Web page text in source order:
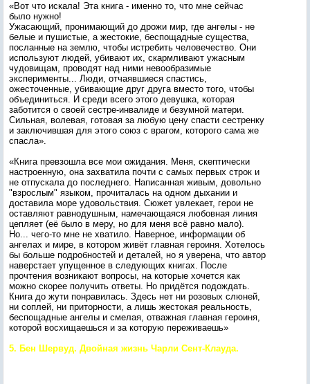
«Вот что искала! Эта книга - именно то, что мне сейчас
было нужно!
Ужасающий, пронимающий до дрожи мир, где ангелы - не
белые и пушистые, а жестокие, беспощадные существа,
посланные на землю, чтобы истребить человечество. Они
используют людей, убивают их, скармливают ужасным
чудовищам, проводят над ними невообразимые
эксперименты... Люди, отчаявшиеся спастись,
ожесточенные, убивающие друг друга вместо того, чтобы
объединиться. И среди всего этого девушка, которая
заботится о своей сестре-инвалиде и безумной матери.
Сильная, волевая, готовая за любую цену спасти сестренку
и заключившая для этого союз с врагом, которого сама же
спасла».
«Книга превзошла все мои ожидания. Меня, скептически
настроенную, она захватила почти с самых первых строк и
не отпускала до последнего. Написанная живым, довольно
"взрослым" языком, прочиталась на одном дыхании и
доставила море удовольствия. Сюжет увлекает, герои не
оставляют равнодушным, намечающаяся любовная линия
цепляет (её было в меру, но для меня всё равно мало).
Но... чего-то мне не хватило. Наверное, информации об
ангелах и мире, в котором живёт главная героиня. Хотелось
бы больше подробностей и деталей, но я уверена, что автор
наверстает упущенное в следующих книгах. После
прочтения возникают вопросы, на которые хочется как
можно скорее получить ответы. Но придётся подождать.
Книга до жути понравилась. Здесь нет ни розовых слюней,
ни соплей, ни приторности, а лишь жестокая реальность,
беспощадные ангелы и смелая, отважная главная героиня,
которой восхищаешься и за которую переживаешь»
5. Бен Шервуд. Двойная жизнь Чарли Сент-Клауда.